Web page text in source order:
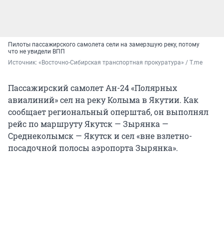
Пилоты пассажирского самолета сели на замерзшую реку, потому
что не увидели ВПП
Источник: «Восточно-Сибирская транспортная прокуратура» / T.me
Пассажирский самолет Ан-24 «Полярных
авиалиний» сел на реку Колыма в Якутии. Как
сообщает региональный оперштаб, он выполнял
рейс по маршруту Якутск — Зырянка —
Среднеколымск — Якутск и сел «вне взлетно-
посадочной полосы аэропорта Зырянка».